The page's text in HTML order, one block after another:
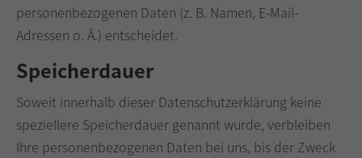
personenbezogenen Daten (z. B. Namen, E-Mail-
Adressen o. Ä.) entscheidet.
Speicherdauer
Soweit innerhalb dieser Datenschutzerklärung keine
speziellere Speicherdauer genannt wurde, verbleiben
Ihre personenbezogenen Daten bei uns, bis der Zweck